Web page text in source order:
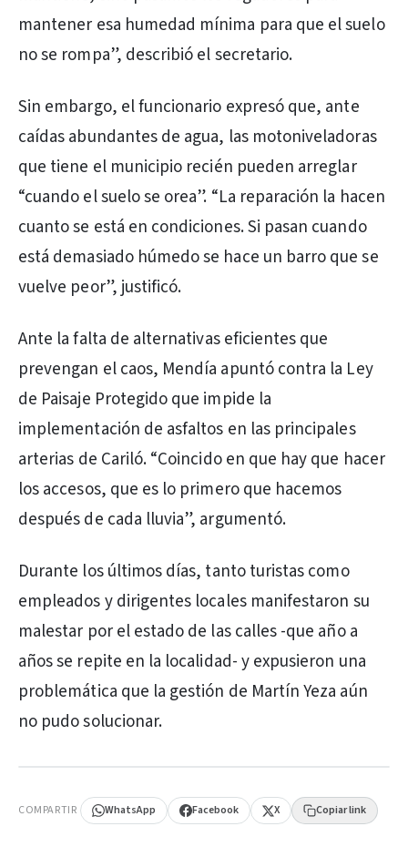
mantener esa humedad mínima para que el suelo
no se rompa”, describió el secretario.
Sin embargo, el funcionario expresó que, ante
caídas abundantes de agua, las motoniveladoras
que tiene el municipio recién pueden arreglar
“cuando el suelo se orea”. “La reparación la hacen
cuanto se está en condiciones. Si pasan cuando
está demasiado húmedo se hace un barro que se
vuelve peor”, justificó.
Ante la falta de alternativas eficientes que
prevengan el caos, Mendía apuntó contra la Ley
de Paisaje Protegido que impide la
implementación de asfaltos en las principales
arterias de Cariló. “Coincido en que hay que hacer
los accesos, que es lo primero que hacemos
después de cada lluvia”, argumentó.
Durante los últimos días, tanto turistas como
empleados y dirigentes locales manifestaron su
malestar por el estado de las calles -que año a
años se repite en la localidad- y expusieron una
problemática que la gestión de Martín Yeza aún
no pudo solucionar.
COMPARTIR WhatsApp Facebook X Copiar link